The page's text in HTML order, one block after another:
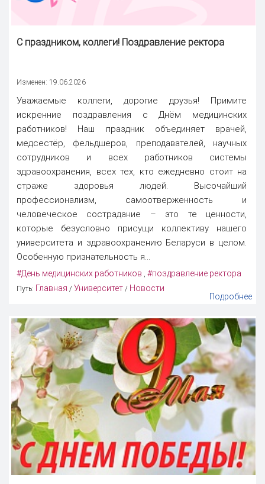
С праздником, коллеги! Поздравление ректора
Изменен: 19.06.2026
Уважаемые коллеги, дорогие друзья! Примите
искренние поздравления с Днём медицинских
работников! Наш праздник объединяет врачей,
медсестёр, фельдшеров, преподавателей, научных
сотрудников и всех работников системы
здравоохранения, всех тех, кто ежедневно стоит на
страже здоровья людей. Высочайший
профессионализм, самоотверженность и
человеческое сострадание – это те ценности,
которые безусловно присущи коллективу нашего
университета и здравоохранению Беларуси в целом.
Особенную признательность я...
#День медицинских работников , #поздравление ректора
Путь: Главная / Университет / Новости
Подробнее